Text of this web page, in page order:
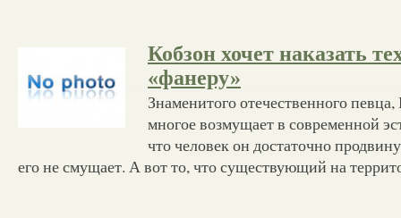
Кобзон хочет наказать
«фанеру»
Знаменитого отечественного
многое возмущает в современной
что человек он достаточно
его не смущает. А вот то, что существующий на